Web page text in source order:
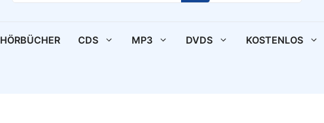
HÖRBÜCHER CDS MP3 DVDS KOSTENLOS